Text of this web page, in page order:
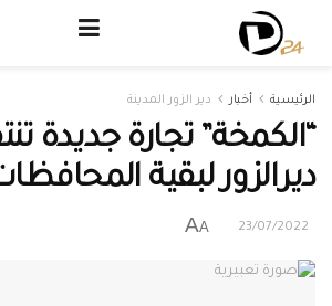
الرئيسية أخبار دير الزور المدينة
“الكمخة” تجارة جديدة
ديرالزور لبقية
23/07/2022
A
A